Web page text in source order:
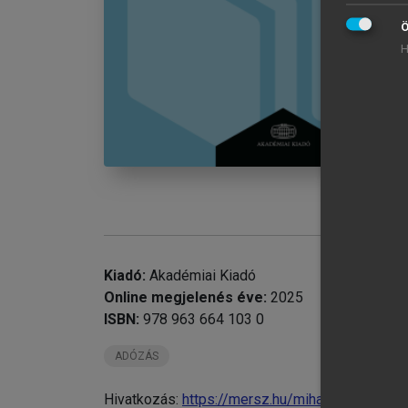
Kiadó: Akadémiai Kiadó
Online megjelenés éve: 2025
ISBN: 978 963 664 103 0
ADÓZÁS
Hivatkozás: https://mersz.hu/mihalyi-